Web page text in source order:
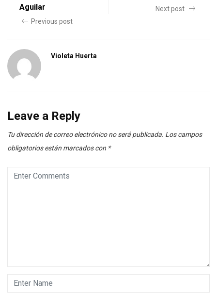
Aguilar
Previous post
Next post
Violeta Huerta
Leave a Reply
Tu dirección de correo electrónico no será publicada. Los campos
obligatorios están marcados con *